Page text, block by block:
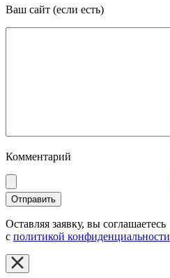
Ваш сайт (если есть)
Комментарий
Оставляя заявку, вы соглашаетесь
с политикой конфиденциальности